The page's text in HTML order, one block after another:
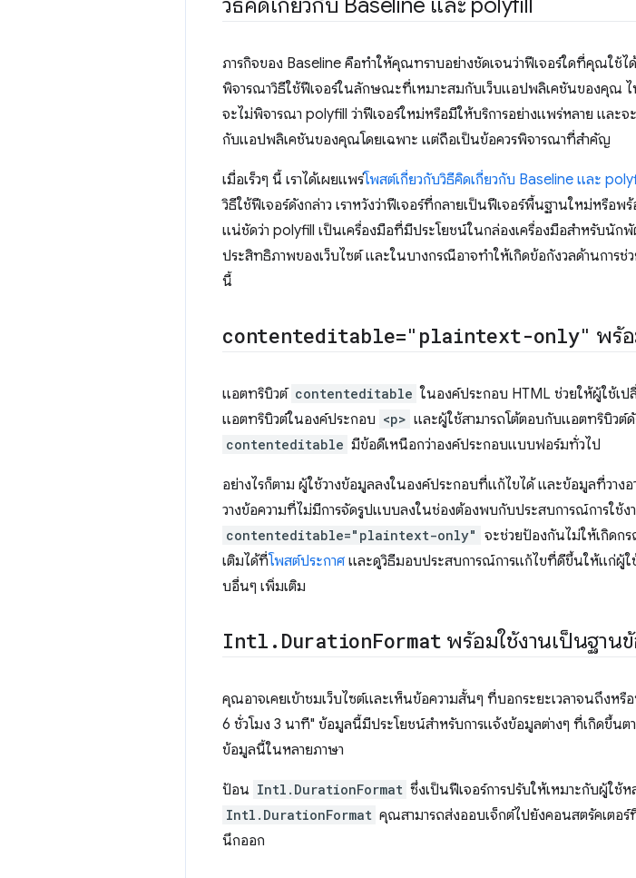
วิธีคิดเกี่ยวกับ Baseline และ polyfill
ภารกิจของ Baseline คือทำให้คุณทราบอย่างชัดเจนว่าฟีเจอร์ใดที่คุณใ
พิจารณาวิธีใช้ฟีเจอร์ในลักษณะที่เหมาะสมกับเว็บแอปพลิเคชันของคุณ
จะไม่พิจารณา polyfill ว่าฟีเจอร์ใหม่หรือมีให้บริการอย่างแพร่หลาย และ
กับแอปพลิเคชันของคุณโดยเฉพาะ แต่ถือเป็นข้อควรพิจารณาที่สำคัญ
เมื่อเร็วๆ นี้ เราได้เผยแพร่โพสต์เกี่ยวกับวิธีคิดเกี่ยวกับ Baseline และ
วิธีใช้ฟีเจอร์ดังกล่าว เราหวังว่าฟีเจอร์ที่กลายเป็นฟีเจอร์พื้นฐานใหม่หรือ
แน่ชัดว่า polyfill เป็นเครื่องมือที่มีประโยชน์ในกล่องเครื่องมือสำหรับนัก
ประสิทธิภาพของเว็บไซต์ และในบางกรณีอาจทำให้เกิดข้อกังวลด้านการ
นี้
contenteditable="plaintext-only" พร้
แอตทริบิวต์ contenteditable ในองค์ประกอบ HTML ช่วยให้ผู้ใช้เป
แอตทริบิวต์ในองค์ประกอบ <p> และผู้ใช้สามารถโต้ตอบกับแอตทริบิวต์ดั
contenteditable มีข้อดีเหนือกว่าองค์ประกอบแบบฟอร์มทั่วไป
อย่างไรก็ตาม ผู้ใช้วางข้อมูลลงในองค์ประกอบที่แก้ไขได้ และข้อมูลที่วา
วางข้อความที่ไม่มีการจัดรูปแบบลงในช่องต้องพบกับประสบการณ์การใช้
contenteditable="plaintext-only" จะช่วยป้องกันไม่ให้เกิดก
เติมได้ที่โพสต์ประกาศ และดูวิธีมอบประสบการณ์การแก้ไขที่ดีขึ้นให้แก่ผู้ใ
บอื่นๆ เพิ่มเติม
Intl . DurationFormat พร้อมใช้งานเป็นฐาน
คุณอาจเคยเข้าชมเว็บไซต์และเห็นข้อความสั้นๆ ที่บอกระยะเวลาจนถึงห
6 ชั่วโมง 3 นาที" ข้อมูลนี้มีประโยชน์สำหรับการแจ้งข้อมูลต่างๆ ที่เกิดขึ้น
ข้อมูลนี้ในหลายภาษา
ป้อน Intl.DurationFormat ซึ่งเป็นฟีเจอร์การปรับให้เหมาะกับผู้ใช้
Intl.DurationFormat คุณสามารถส่งออบเจ็กต์ไปยังคอนสตรัคเตอ
นึกออก